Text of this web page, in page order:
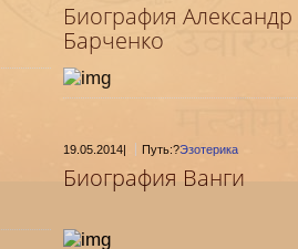
Биография Александр
Барченко
19.05.2014| Путь:?Эзотерика
Биография Ванги